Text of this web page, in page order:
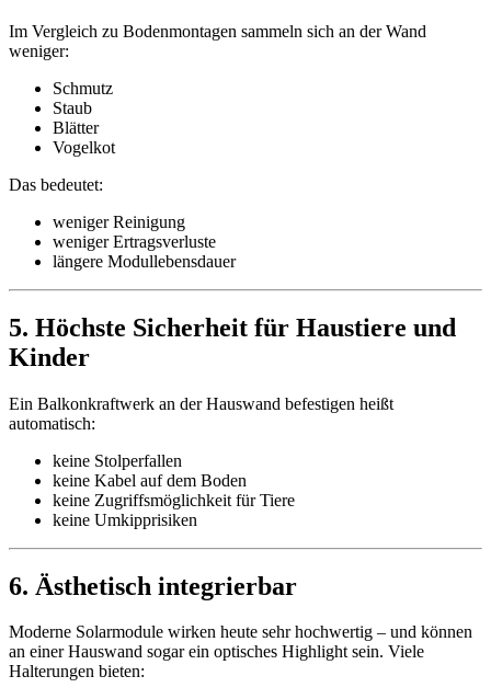
Im Vergleich zu Bodenmontagen sammeln sich an der Wand
weniger:
Schmutz
Staub
Blätter
Vogelkot
Das bedeutet:
weniger Reinigung
weniger Ertragsverluste
längere Modullebensdauer
5. Höchste Sicherheit für Haustiere und
Kinder
Ein Balkonkraftwerk an der Hauswand befestigen heißt
automatisch:
keine Stolperfallen
keine Kabel auf dem Boden
keine Zugriffsmöglichkeit für Tiere
keine Umkipprisiken
6. Ästhetisch integrierbar
Moderne Solarmodule wirken heute sehr hochwertig – und können
an einer Hauswand sogar ein optisches Highlight sein. Viele
Halterungen bieten: